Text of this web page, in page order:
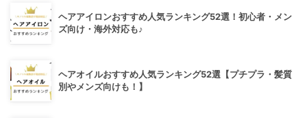
ヘアアイロンおすすめ人気ランキング52選！初心者・メン
ズ向け・海外対応も♪
ヘアオイルおすすめ人気ランキング52選【プチプラ・髪質
別やメンズ向けも！】